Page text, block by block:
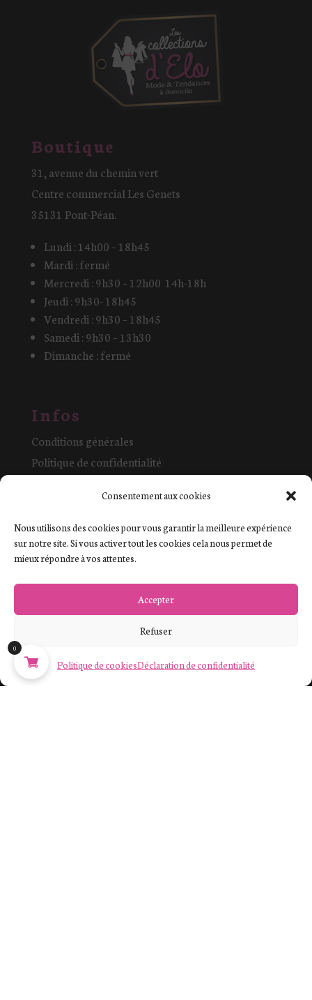
Consentement aux cookies
Nous utilisons des cookies pour vous garantir la meilleure expérience
sur notre site. Si vous activer tout les cookies cela nous permet de
mieux répondre à vos attentes.
Accepter
Refuser
Politique de cookiesDéclaration de confidentialité
Boutique
31, avenue du chemin vert
Centre commercial Les Genets
35131 Pont-Péan.
Lundi : 14h00 – 18h45
Mardi : fermé
Mercredi : 9h30 – 12h00 14h-18h
Jeudi : 9h30- 18h45
Vendredi : 9h30 – 18h45
Samedi : 9h30 – 13h30
Dimanche : fermé
Infos
Conditions générales
Politique de confidentialité
Contact
Commande
Commandes
Retours et échanges
0